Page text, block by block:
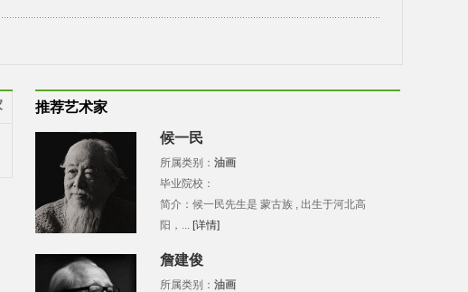
推荐艺术家
候一民
所属类别： 油画
毕业院校：
简介：候一民先生是 蒙古族 , 出生于河北高
阳，... [详情]
詹建俊
所属类别： 油画